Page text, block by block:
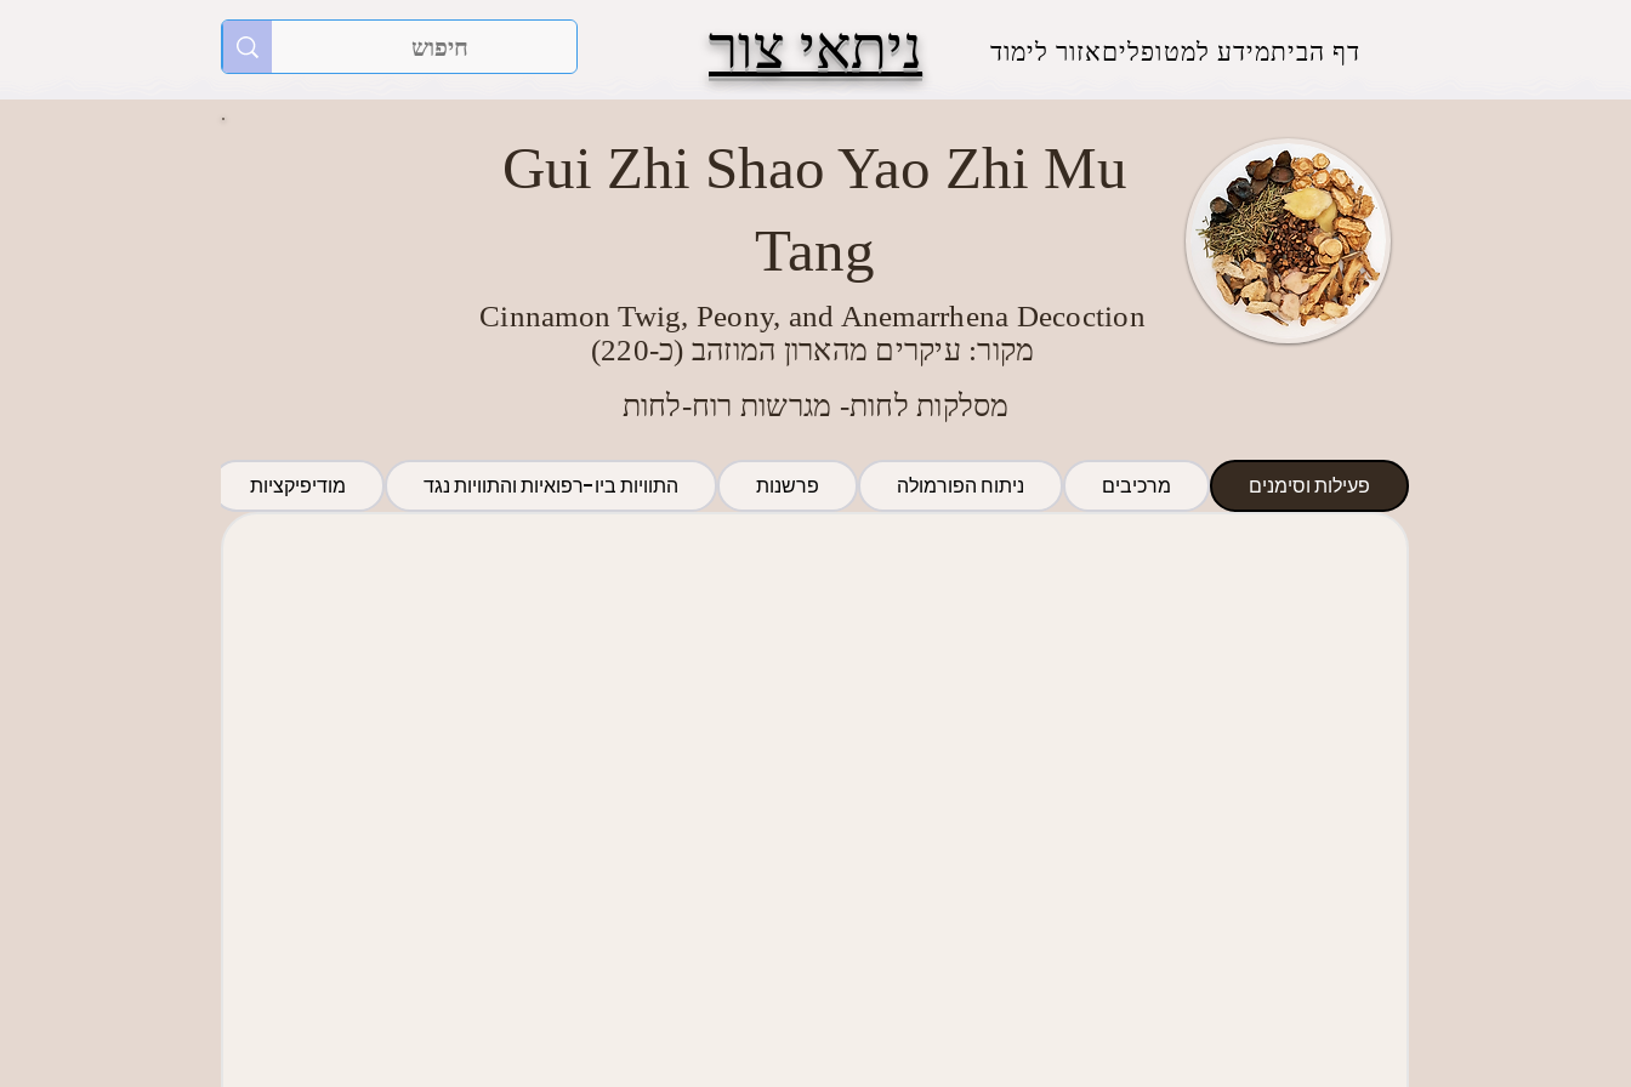
ניתאי צור דף הביתמידע למטופליםאזור לימוד
Gui Zhi Shao Yao Zhi Mu
Tang
Cinnamon Twig, Peony, and Anemarrhena Decoction
מקור: עיקרים מהארון המוזהב (כ-220)
מסלקות לחות- מגרשות רוח-לחות
פעילות וסימנים מרכיבים ניתוח הפורמולה פרשנות התוויות ביו-רפואיות והתוויות נגד מודיפיקציות